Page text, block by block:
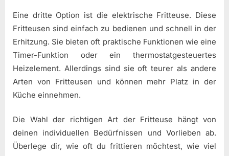
Eine dritte Option ist die elektrische Fritteuse. Diese
Fritteusen sind einfach zu bedienen und schnell in der
Erhitzung. Sie bieten oft praktische Funktionen wie eine
Timer-Funktion oder ein thermostatgesteuertes
Heizelement. Allerdings sind sie oft teurer als andere
Arten von Fritteusen und können mehr Platz in der
Küche einnehmen.
Die Wahl der richtigen Art der Fritteuse hängt von
deinen individuellen Bedürfnissen und Vorlieben ab.
Überlege dir, wie oft du frittieren möchtest, wie viel